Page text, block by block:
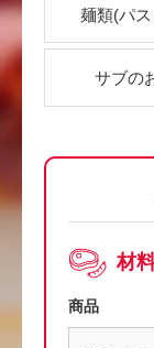
麺類(パ
サブの
材
商品